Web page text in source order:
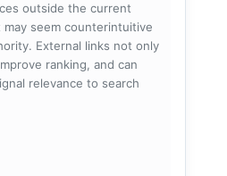
outside the current
seem counterintuitive
External links not only
ranking, and can
relevance to search